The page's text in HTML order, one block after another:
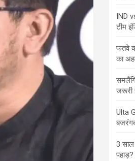
IND
टीम
फतवे
का
जरूरी
Ulta
3